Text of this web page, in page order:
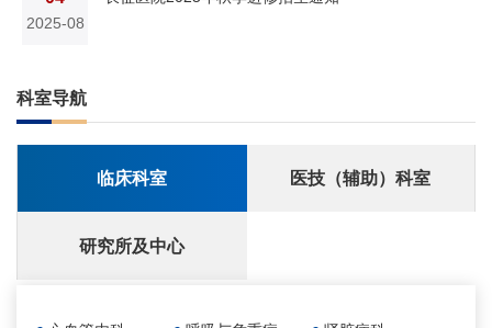
2025-08
科室导航
临床科室 医技（辅助）科室
研究所及中心